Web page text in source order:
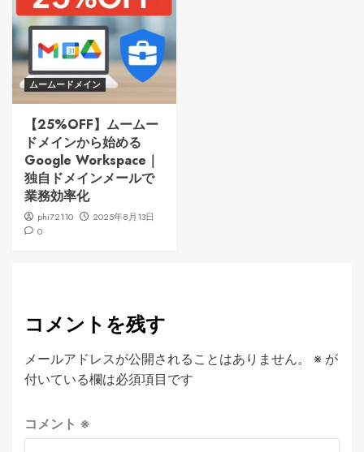
ムームードメイン
【25%OFF】ムームー
ドメインから始める
Google Workspace｜
独自ドメインメールで
業務効率化
phi72110
2025年8月13日
0
コメントを残す
メールアドレスが公開されることはありません。 ※ が
付いている欄は必須項目です
コメント ※